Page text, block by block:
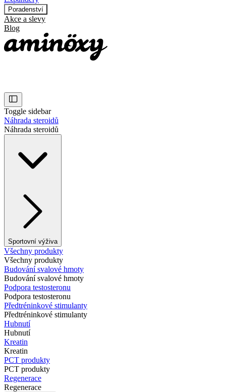
Poradenství
Akce a slevy
Blog
Toggle sidebar
Náhrada steroidů
Náhrada steroidů
Sportovní výživa
Všechny produkty
Všechny produkty
Budování svalové hmoty
Budování svalové hmoty
Podpora testosteronu
Podpora testosteronu
Předtréninkové stimulanty
Předtréninkové stimulanty
Hubnutí
Hubnutí
Kreatin
Kreatin
PCT produkty
PCT produkty
Regenerace
Regenerace